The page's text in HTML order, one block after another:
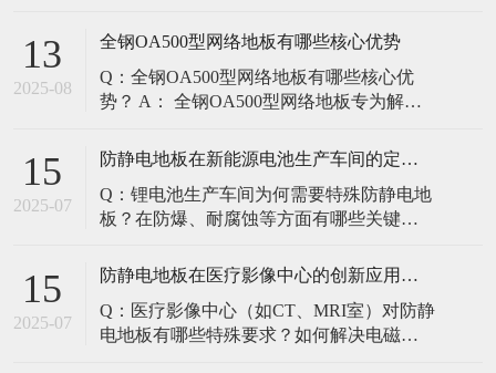
您必须计算机房规划区域内最重设备的单
点载荷（通常指服务器机柜的支脚压
力）。 轻型机房（标准服务器/网络柜）：
单点载荷通常在1960N，主流的优质复合地
13
2025-08
全钢OA500型网络地板有哪些核心优势
Q：全钢OA500型网络地板有哪些核心优
势？ A： 全钢OA500型网络地板专为解决
以下核心优势： 高强度结构：采用优质冷
轧钢板拉伸焊接成型，表面磷化后静电喷
塑，防锈耐磨，承重性能优异。 便捷布
线：配套活动线槽板设计，可轻松掀起盖
15
2025-07
防静电地板在新能源电池生产车间的定制化解决方案
Q：锂电池生产车间为何需要特殊防静电地
板？在防爆、耐腐蚀等方面有哪些关键技
环境并存的特殊场景，需要全方位防护方
境要求 • 防爆等级：Ex IIB T4（ATEX认
证） • 静电泄放速度：<0.
15
2025-07
防静电地板在医疗影像中心的创新应用方案
Q：医疗影像中心（如CT、MRI室）对防静
电地板有哪些特殊要求？如何解决电磁干